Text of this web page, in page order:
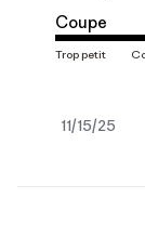
Coupe
Date
11/15/25